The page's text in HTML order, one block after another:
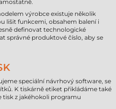
výrobce existuje několik
lišit funkcemi, obsahem balení i
definovat technologické
správné produktové číslo, aby se
speciální návrhový software, se
K tiskárně etiket přikládáme také
z jakéhokoli programu